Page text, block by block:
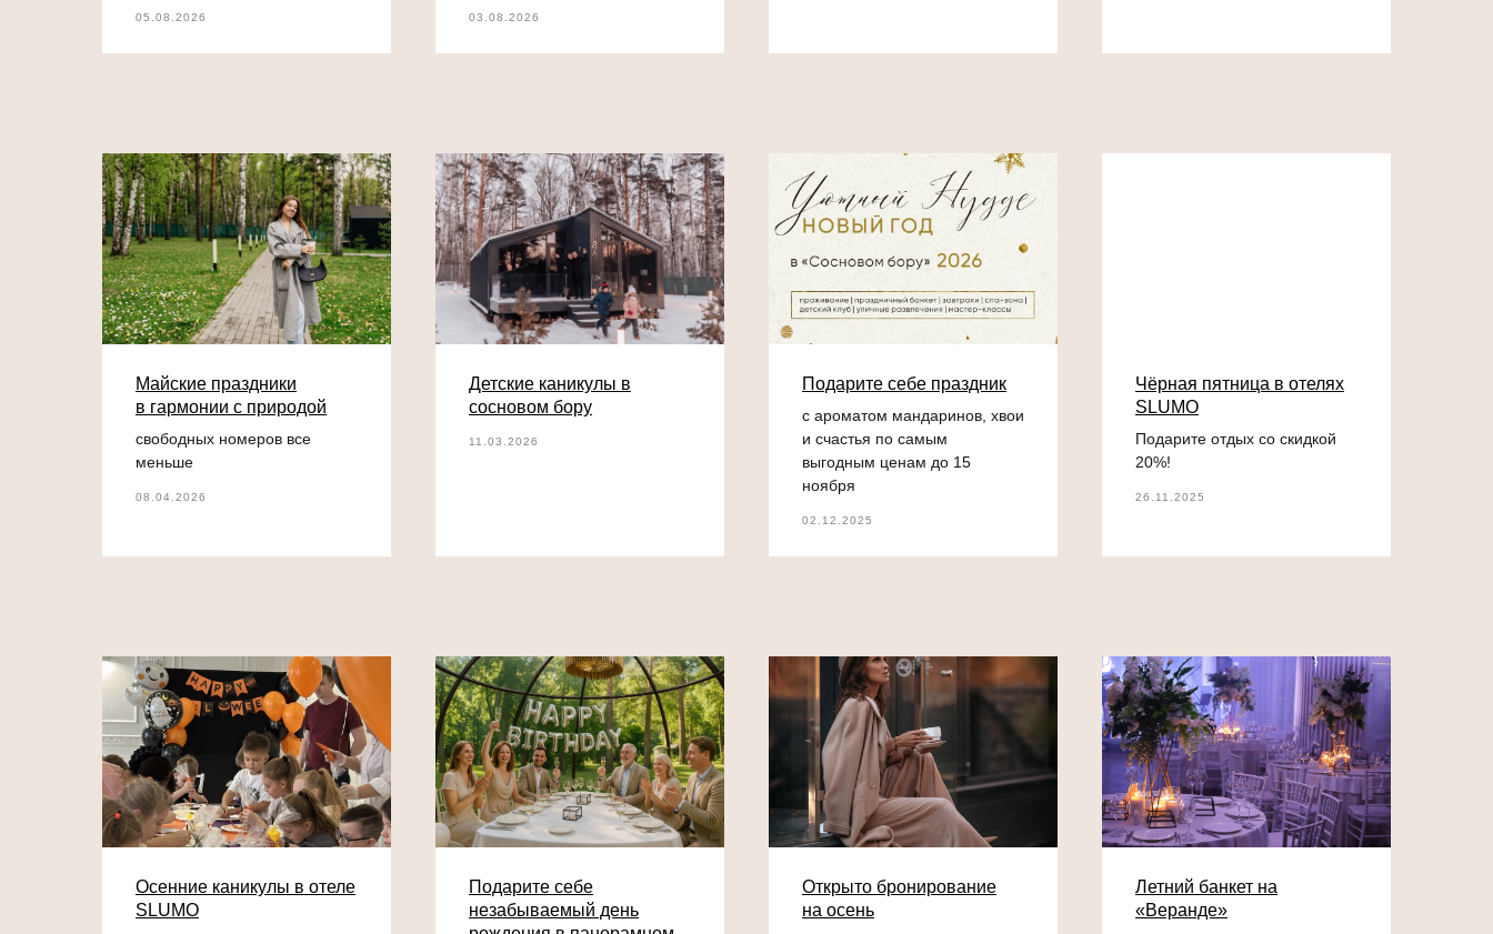
05.08.2026 03.08.2026
Майские праздники
в гармонии с природой
свободных номеров все
меньше
08.04.2026
Детские каникулы в
сосновом бору
11.03.2026
Подарите себе праздник
с ароматом мандаринов, хвои
и счастья по самым
выгодным ценам до 15
ноября
02.12.2025
Чёрная пятница в отелях
SLUMO
Подарите отдых со скидкой
20%!
26.11.2025
Осенние каникулы в отеле
SLUMO
Подарите себе
незабываемый день
Открыто бронирование
на осень
Летний банкет на
«Веранде»